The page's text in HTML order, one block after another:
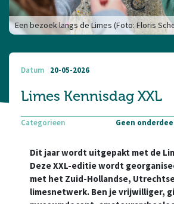
Een bezoek langs de Limes (Foto: Floris
Datum 20-05-2026
Limes Kennisdag XXL
Categorieen Geen
Dit jaar wordt uitgepakt met de
Deze XXL-editie wordt
met het Zuid-Hollandse,
limesnetwerk. Ben je vrijwilliger,